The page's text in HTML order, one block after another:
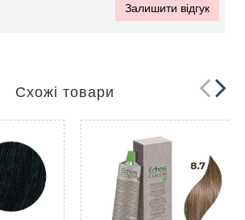
Залишити відгук
Схожі товари